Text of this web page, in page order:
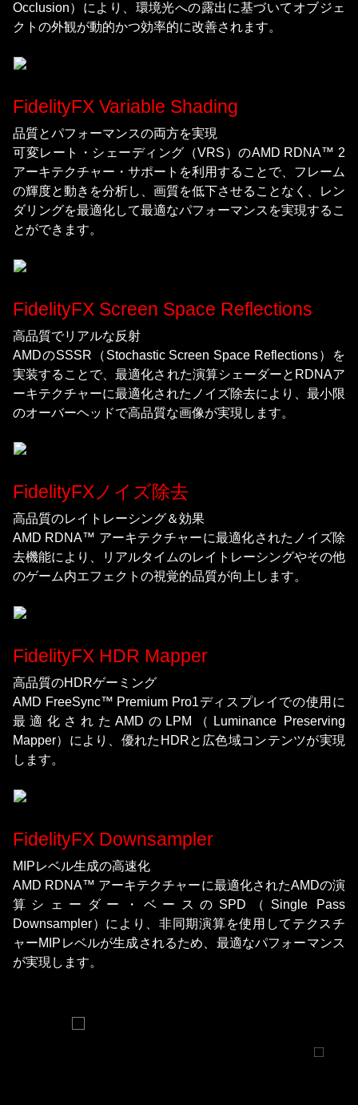
Occlusion）により、環境光への露出に基づいてオブジェ
クトの外観が動的かつ効率的に改善されます。
FidelityFX Variable Shading
品質とパフォーマンスの両方を実現
可変レート・シェーディング（VRS）のAMD RDNA™ 2
アーキテクチャー・サポートを利用することで、フレーム
の輝度と動きを分析し、画質を低下させることなく、レン
ダリングを最適化して最適なパフォーマンスを実現するこ
とができます。
FidelityFX Screen Space Reflections
高品質でリアルな反射
AMDのSSSR（Stochastic Screen Space Reflections）を
実装することで、最適化された演算シェーダーとRDNAア
ーキテクチャーに最適化されたノイズ除去により、最小限
のオーバーヘッドで高品質な画像が実現します。
FidelityFXノイズ除去
高品質のレイトレーシング＆効果
AMD RDNA™ アーキテクチャーに最適化されたノイズ除
去機能により、リアルタイムのレイトレーシングやその他
のゲーム内エフェクトの視覚的品質が向上します。
FidelityFX HDR Mapper
高品質のHDRゲーミング
AMD FreeSync™ Premium Pro1ディスプレイでの使用に
最適化されたAMDのLPM（Luminance Preserving
Mapper）により、優れたHDRと広色域コンテンツが実現
します。
FidelityFX Downsampler
MIPレベル生成の高速化
AMD RDNA™ アーキテクチャーに最適化されたAMDの演
算シェーダー・ベースのSPD（Single Pass
Downsampler）により、非同期演算を使用してテクスチ
ャーMIPレベルが生成されるため、最適なパフォーマンス
が実現します。